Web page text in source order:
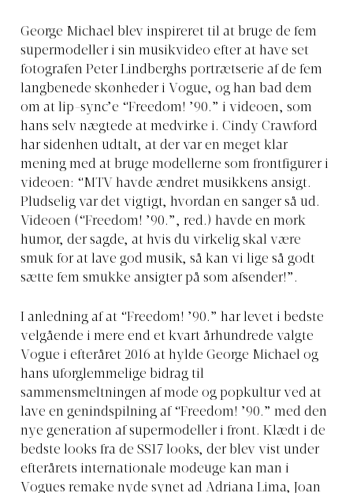
George Michael blev inspireret til at bruge de fem
supermodeller i sin musikvideo efter at have set
fotografen Peter Lindberghs portrætserie af de fem
langbenede skønheder i Vogue, og han bad dem
om at lip-sync’e “Freedom! ’90.” i videoen, som
hans selv nægtede at medvirke i. Cindy Crawford
har sidenhen udtalt, at der var en meget klar
mening med at bruge modellerne som frontfigurer i
videoen: “MTV havde ændret musikkens ansigt.
Pludselig var det vigtigt, hvordan en sanger så ud.
Videoen (“Freedom! ’90.”, red.) havde en mørk
humor, der sagde, at hvis du virkelig skal være
smuk for at lave god musik, så kan vi lige så godt
sætte fem smukke ansigter på som afsender!”.
I anledning af at “Freedom! ’90.” har levet i bedste
velgående i mere end et kvart århundrede valgte
Vogue i efteråret 2016 at hylde George Michael og
hans uforglemmelige bidrag til
sammensmeltningen af mode og popkultur ved at
lave en genindspilning af “Freedom! ’90.” med den
nye generation af supermodeller i front. Klædt i de
bedste looks fra de SS17 looks, der blev vist under
efterårets internationale modeuge kan man i
Vogues remake nyde synet ad Adriana Lima, Joan